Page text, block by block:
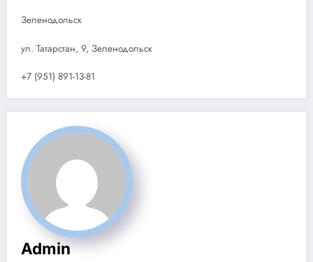
Зеленодольск
ул. Татарстан, 9, Зеленодольск
+7 (951) 891-13-81
Admin